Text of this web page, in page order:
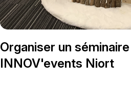
Organiser un
INNOV'events Niort